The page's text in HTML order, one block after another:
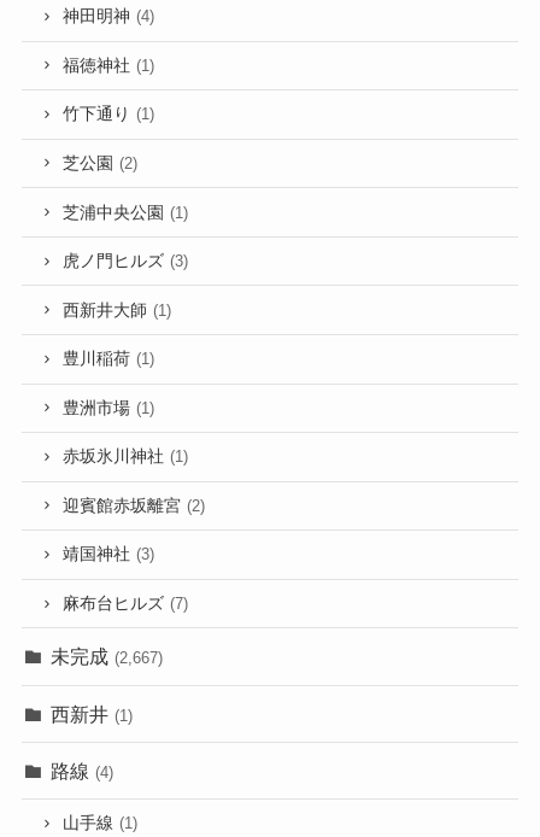
神田明神 (4)
福徳神社 (1)
竹下通り (1)
芝公園 (2)
芝浦中央公園 (1)
虎ノ門ヒルズ (3)
西新井大師 (1)
豊川稲荷 (1)
豊洲市場 (1)
赤坂氷川神社 (1)
迎賓館赤坂離宮 (2)
靖国神社 (3)
麻布台ヒルズ (7)
未完成 (2,667)
西新井 (1)
路線 (4)
山手線 (1)